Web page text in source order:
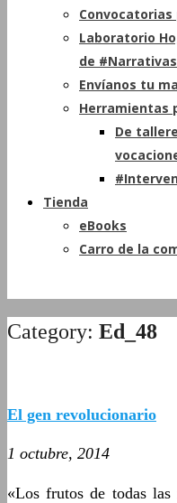
Laboratorio
de
Envíanos tu
Herramientas
De
Tienda
eBooks
Carro de la
Category: Ed_48
El gen revolucionario
1 octubre, 2014
«Los frutos de todas las